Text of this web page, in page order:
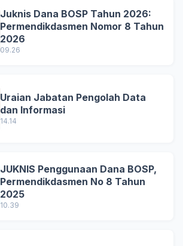
Juknis Dana BOSP Tahun 2026:
Permendikdasmen Nomor 8 Tahun
2026
09.26
Uraian Jabatan Pengolah Data
dan Informasi
14.14
JUKNIS Penggunaan Dana BOSP,
Permendikdasmen No 8 Tahun
2025
10.39